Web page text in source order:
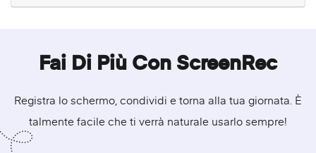
Fai Di Più Con ScreenRec
Registra lo schermo , condividi e torna alla tua giornata. È
talmente facile che ti verrà naturale usarlo sempre!